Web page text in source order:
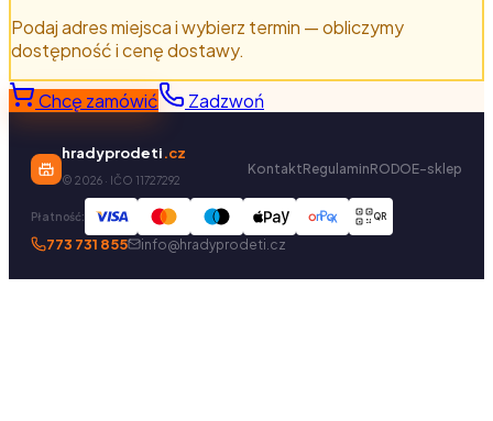
Podaj adres miejsca i wybierz termin — obliczymy
dostępność i cenę dostawy.
Chcę zamówić Zadzwoń
hradyprodeti.cz
© 2026 · IČO 11727292
KontaktRegulaminRODOE-sklep
Płatność: QR
773 731 855 info@hradyprodeti.cz